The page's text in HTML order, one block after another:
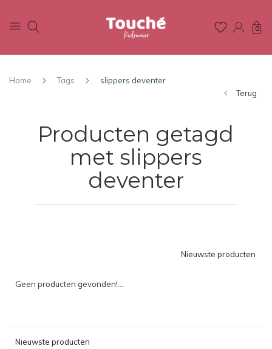
0
Home Tags
slippers deventer
Terug
Producten getagd
met slippers
deventer
Nieuwste producten
Geen producten gevonden!...
Nieuwste producten